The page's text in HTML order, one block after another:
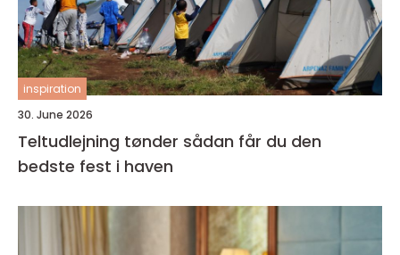
inspiration
30. June 2026
Teltudlejning tønder sådan får du den
bedste fest i haven